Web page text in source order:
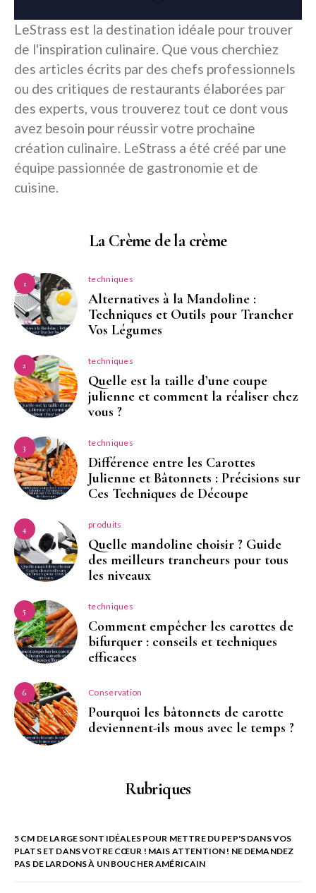
LeStrass est la destination idéale pour trouver
de l'inspiration culinaire. Que vous cherchiez
des articles écrits par des chefs professionnels
ou des critiques de restaurants élaborées par
des experts, vous trouverez tout ce dont vous
avez besoin pour réussir votre prochaine
création culinaire. LeStrass a été créé par une
équipe passionnée de gastronomie et de
cuisine.
La Crème de la crème
1 techniques
Alternatives à la Mandoline :
Techniques et Outils pour Trancher
Vos Légumes
2 techniques
Quelle est la taille d’une coupe
julienne et comment la réaliser chez
vous ?
3 techniques
Différence entre les Carottes
Julienne et Bâtonnets : Précisions sur
Ces Techniques de Découpe
4 produits
Quelle mandoline choisir ? Guide
des meilleurs trancheurs pour tous
les niveaux
5 techniques
Comment empêcher les carottes de
bifurquer : conseils et techniques
efficaces
6 Conservation
Pourquoi les bâtonnets de carotte
deviennent-ils mous avec le temps ?
Rubriques
5 CM DE LARGE SONT IDÉALES POUR METTRE DU PEP'S DANS VOS
PLATS ET DANS VOTRE CŒUR ! MAIS ATTENTION ! NE DEMANDEZ
PAS DE LARDONS À UN BOUCHER AMÉRICAIN